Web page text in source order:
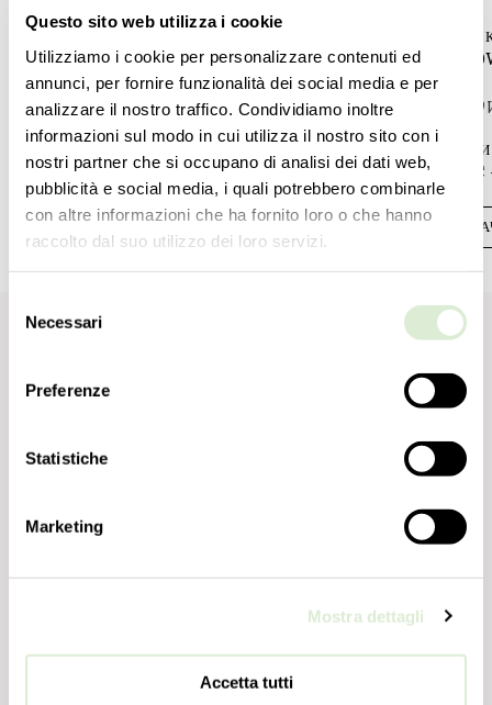
Questo sito web utilizza i cookie
Utilizziamo i cookie per personalizzare contenuti ed
annunci, per fornire funzionalità dei social media e per
analizzare il nostro traffico. Condividiamo inoltre
informazioni sul modo in cui utilizza il nostro sito con i
nostri partner che si occupano di analisi dei dati web,
pubblicità e social media, i quali potrebbero combinarle
con altre informazioni che ha fornito loro o che hanno
raccolto dal suo utilizzo dei loro servizi.
delNecessari
Preferenze
Statistiche
Marketing
Mostra dettagli
Accetta tutti
1 E14 x 40W - диммируемый - в комплект не
входит
1 E12 x 40W - dimmable - not included
UL - EAC - cULus
1 E14 x
входит
1 E12 x
UL - EAC
РУКОВОДСТВО ПО СБОРКЕ
2.59 МБ - zip